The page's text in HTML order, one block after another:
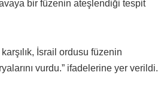
bir füzenin ateşlendiği tespit
İsrail ordusu füzenin
vurdu.” ifadelerine yer verildi.